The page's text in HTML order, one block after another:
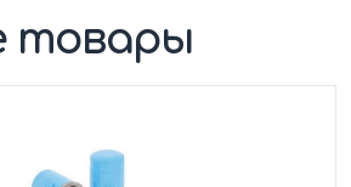
товары